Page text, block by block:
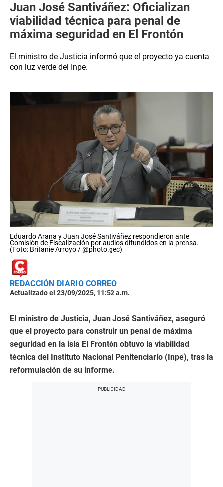
Juan José Santiváñez: Oficializan
viabilidad técnica para penal de
máxima seguridad en El Frontón
El ministro de Justicia informó que el proyecto ya cuenta
con luz verde del Inpe.
Eduardo Arana y Juan José Santiváñez respondieron ante
Comisión de Fiscalización por audios difundidos en la prensa.
(Foto: Britanie Arroyo / @photo.gec)
REDACCIÓN DIARIO CORREO
Actualizado el 23/09/2025, 11:52 a.m.
El ministro de Justicia, Juan José Santiváñez, aseguró
que el proyecto para construir un penal de máxima
seguridad en la isla El Frontón obtuvo la viabilidad
técnica del Instituto Nacional Penitenciario (Inpe), tras la
reformulación de su informe.